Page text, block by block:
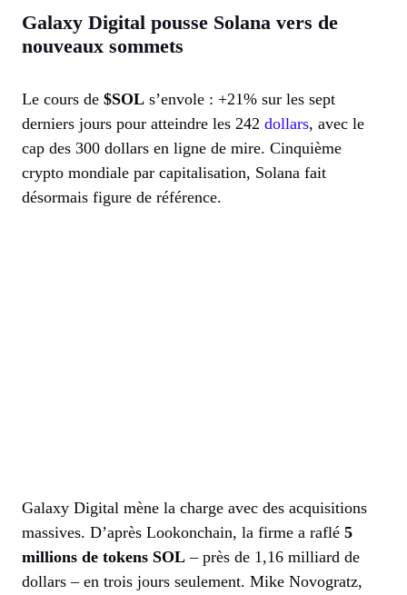
Galaxy Digital pousse Solana vers de
nouveaux sommets
Le cours de $SOL s’envole : +21% sur les sept
derniers jours pour atteindre les 242 dollars, avec le
cap des 300 dollars en ligne de mire. Cinquième
crypto mondiale par capitalisation, Solana fait
désormais figure de référence.
Galaxy Digital mène la charge avec des acquisitions
massives. D’après Lookonchain, la firme a raflé 5
millions de tokens SOL – près de 1,16 milliard de
dollars – en trois jours seulement. Mike Novogratz,